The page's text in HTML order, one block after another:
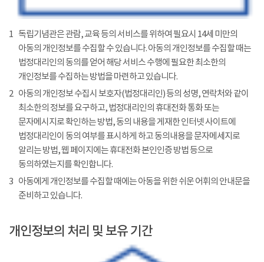
1 독립기념관은 관람, 교육 등의 서비스를 위하여 필요시 14세 미만의
아동의 개인정보를 수집할 수 있습니다. 아동의 개인정보를 수집할 때는
법정대리인의 동의를 얻어 해당 서비스 수행에 필요한 최소한의
개인정보를 수집하는 방법을 마련하고 있습니다.
2 아동의 개인정보 수집시 보호자(법정대리인) 등의 성명, 연락처와 같이
최소한의 정보를 요구하고, 법정대리인의 휴대전화 통화 또는
문자메시지로 확인하는 방법, 동의 내용을 게재한 인터넷 사이트에
법정대리인이 동의 여부를 표시하게 하고 동의내용을 문자메세지로
알리는 방법, 웹 페이지에는 휴대전화 본인인증 방법 등으로
동의하였는지를 확인합니다.
3 아동에게 개인정보를 수집할 때에는 아동을 위한 쉬운 어휘의 안내문을
준비하고 있습니다.
개인정보의 처리 및 보유 기간